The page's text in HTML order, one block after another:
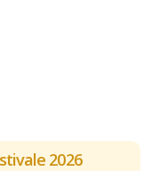
2026